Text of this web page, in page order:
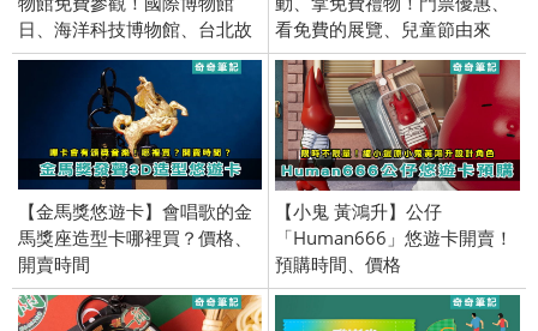
日、海洋科技博物館、台北故
宮博物院、嘉義故宮南院、國
立自然科學博物館、新竹市美
術館、台灣博物館
看免費的展覽、兒童節由來
【金馬獎悠遊卡】會唱歌的金
馬獎座造型卡哪裡買？價格、
開賣時間
【小鬼 黃鴻升】公仔
「Human666」悠遊卡開賣！
預購時間、價格